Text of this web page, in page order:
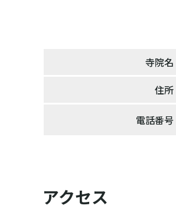
寺院名
住所
電話番号
アクセス